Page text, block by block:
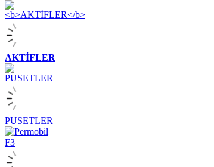
AKTİFLER
PUSETLER